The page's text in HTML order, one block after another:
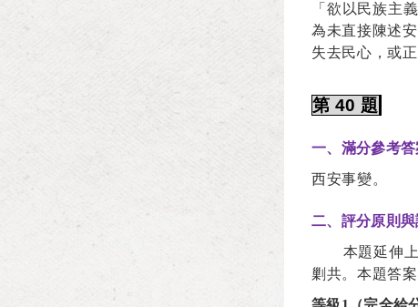
「欲以民族主
為未直接陳述
失去民心，或
第 40 題
一、滿分參考答
西安事變。
二、評分原則與
本題延伸
剿共。本題答